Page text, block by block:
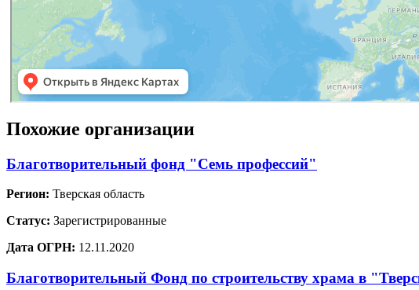
Похожие организации
Благотворительный фонд "Семь профессий"
Регион: Тверская область
Статус: Зарегистрированные
Дата ОГРН: 12.11.2020
Благотворительный Фонд по строительству храма в